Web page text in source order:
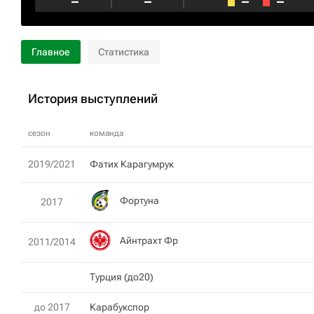
Главное Статистика
История выступлений
сезон команда
2019/2021 Фатих Карагумрук
2017 Фортуна
2011/2014 Айнтрахт Фр
Турция (до20)
до 2017 Карабукспор